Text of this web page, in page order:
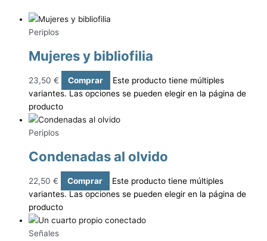
Periplos
Mujeres y bibliofilia
23,50 € Comprar
Este producto tiene múltiples
variantes. Las opciones se pueden elegir en la página de
producto
Periplos
Condenadas al olvido
22,50 € Comprar
Este producto tiene múltiples
variantes. Las opciones se pueden elegir en la página de
producto
Señales